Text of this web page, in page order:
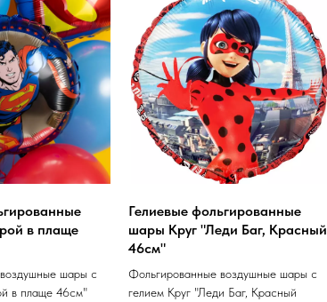
в плаще
шары с
в плаще 46см"
Гелиевые фольгированные
шары Круг "Леди Баг, Красный
46см"
Фольгированные воздушные шары с
гелием Круг "Леди Баг, Красный